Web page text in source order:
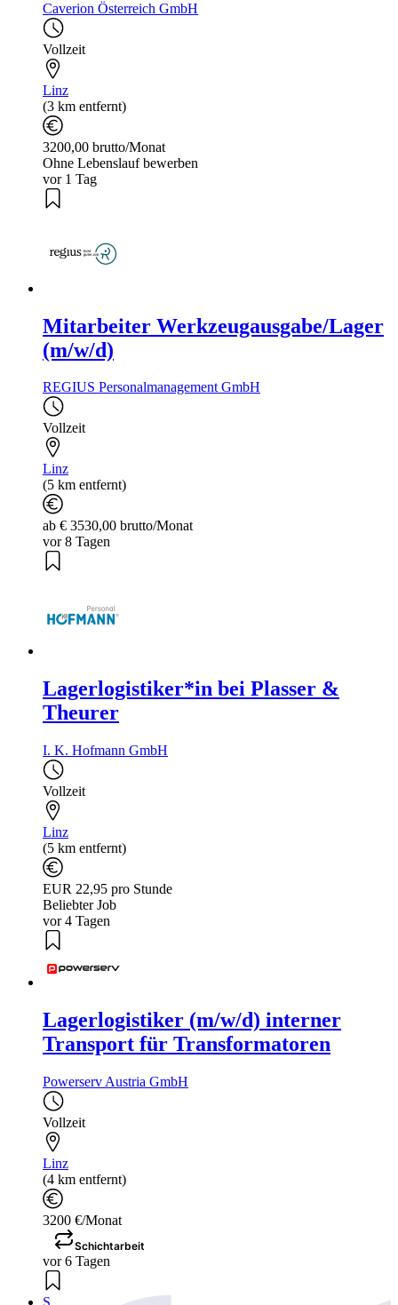
Caverion Österreich GmbH
Vollzeit
Linz
(3 km entfernt)
3200,00 brutto/Monat
Ohne Lebenslauf bewerben
vor 1 Tag
Mitarbeiter Werkzeugausgabe/Lager
(m/w/d)
REGIUS Personalmanagement GmbH
Vollzeit
Linz
(5 km entfernt)
ab € 3530,00 brutto/Monat
vor 8 Tagen
Lagerlogistiker*in bei Plasser &
Theurer
I. K. Hofmann GmbH
Vollzeit
Linz
(5 km entfernt)
EUR 22,95 pro Stunde
Beliebter Job
vor 4 Tagen
Lagerlogistiker (m/w/d) interner
Transport für Transformatoren
Powerserv Austria GmbH
Vollzeit
Linz
(4 km entfernt)
3200 €/Monat
Schichtarbeit
vor 6 Tagen
S